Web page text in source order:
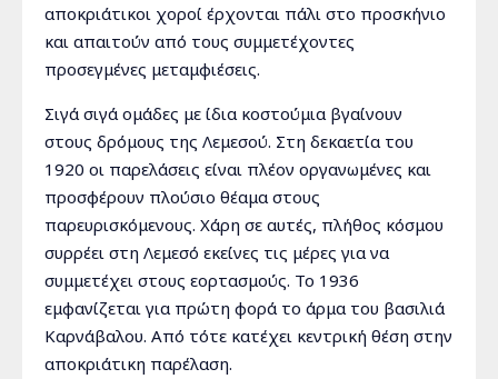
αποκριάτικοι χοροί έρχονται πάλι στο προσκήνιο
και απαιτούν από τους συμμετέχοντες
προσεγμένες μεταμφιέσεις.
Σιγά σιγά ομάδες με ίδια κοστούμια βγαίνουν
στους δρόμους της Λεμεσού. Στη δεκαετία του
1920 οι παρελάσεις είναι πλέον οργανωμένες και
προσφέρουν πλούσιο θέαμα στους
παρευρισκόμενους. Χάρη σε αυτές, πλήθος κόσμου
συρρέει στη Λεμεσό εκείνες τις μέρες για να
συμμετέχει στους εορτασμούς. Το 1936
εμφανίζεται για πρώτη φορά το άρμα του βασιλιά
Καρνάβαλου. Από τότε κατέχει κεντρική θέση στην
αποκριάτικη παρέλαση.